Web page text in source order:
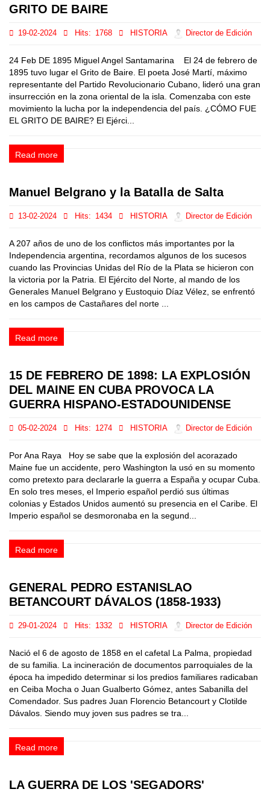
GRITO DE BAIRE
19-02-2024 Hits: 1768 HISTORIA Director de Edición
24 Feb DE 1895 Miguel Angel Santamarina El 24 de febrero de
1895 tuvo lugar el Grito de Baire. El poeta José Martí, máximo
representante del Partido Revolucionario Cubano, lideró una gran
insurrección en la zona oriental de la isla. Comenzaba con este
movimiento la lucha por la independencia del país. ¿CÓMO FUE
EL GRITO DE BAIRE? El Ejérci...
Read more
Manuel Belgrano y la Batalla de Salta
13-02-2024 Hits: 1434 HISTORIA Director de Edición
A 207 años de uno de los conflictos más importantes por la
Independencia argentina, recordamos algunos de los sucesos
cuando las Provincias Unidas del Río de la Plata se hicieron con
la victoria por la Patria. El Ejército del Norte, al mando de los
Generales Manuel Belgrano y Eustoquio Díaz Vélez, se enfrentó
en los campos de Castañares del norte ...
Read more
15 DE FEBRERO DE 1898: LA EXPLOSIÓN
DEL MAINE EN CUBA PROVOCA LA
GUERRA HISPANO-ESTADOUNIDENSE
05-02-2024 Hits: 1274 HISTORIA Director de Edición
Por Ana Raya Hoy se sabe que la explosión del acorazado
Maine fue un accidente, pero Washington la usó en su momento
como pretexto para declararle la guerra a España y ocupar Cuba.
En solo tres meses, el Imperio español perdió sus últimas
colonias y Estados Unidos aumentó su presencia en el Caribe. El
Imperio español se desmoronaba en la segund...
Read more
GENERAL PEDRO ESTANISLAO
BETANCOURT DÁVALOS (1858-1933)
29-01-2024 Hits: 1332 HISTORIA Director de Edición
Nació el 6 de agosto de 1858 en el cafetal La Palma, propiedad
de su familia. La incineración de documentos parroquiales de la
época ha impedido determinar si los predios familiares radicaban
en Ceiba Mocha o Juan Gualberto Gómez, antes Sabanilla del
Comendador. Sus padres Juan Florencio Betancourt y Clotilde
Dávalos. Siendo muy joven sus padres se tra...
Read more
LA GUERRA DE LOS 'SEGADORS'